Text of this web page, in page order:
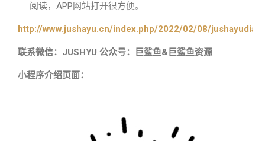
阅读，APP网站打开很方便。
http://www.jushayu.cn/index.php/2022/02/08/
联系微信：JUSHYU 公众号：巨鲨鱼&巨鲨鱼资源
小程序介绍页面：